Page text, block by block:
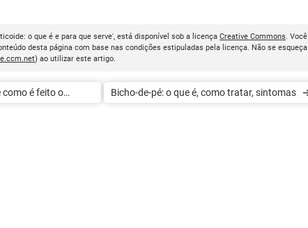
o que é e para que serve', está disponível sob a licença Creative Commons. Você
desta página com base nas condições estipuladas pela licença. Não se esqueça
) ao utilizar este artigo.
como é feito o
Bicho-de-pé: o que é, como tratar, sintomas